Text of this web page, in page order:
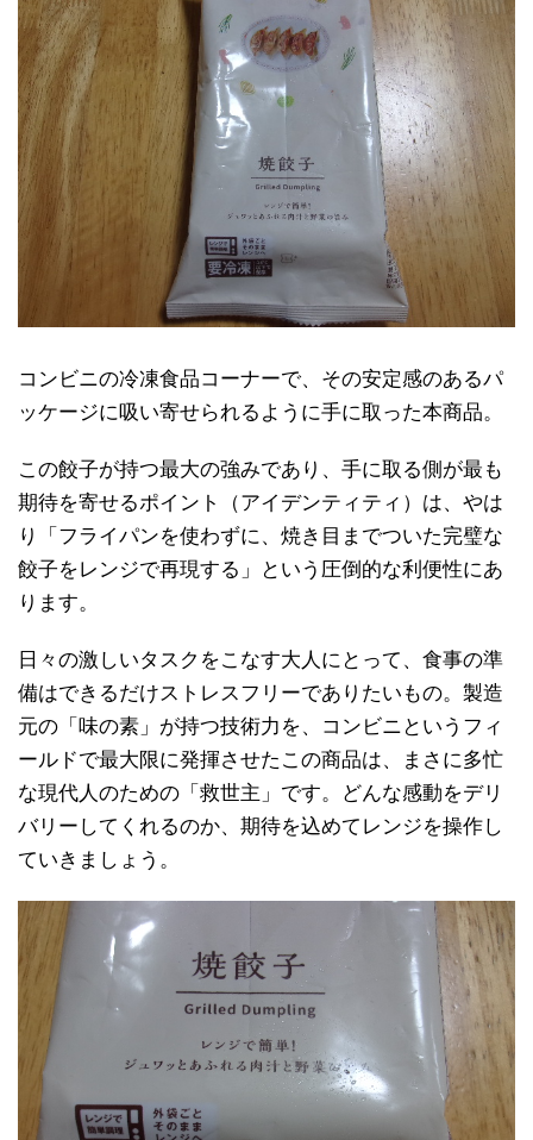
コンビニの冷凍食品コーナーで、その安定感のあるパ
ッケージに吸い寄せられるように手に取った本商品。
この餃子が持つ最大の強みであり、手に取る側が最も
期待を寄せるポイント（アイデンティティ）は、やは
り「フライパンを使わずに、焼き目までついた完璧な
餃子をレンジで再現する」という圧倒的な利便性にあ
ります。
日々の激しいタスクをこなす大人にとって、食事の準
備はできるだけストレスフリーでありたいもの。製造
元の「味の素」が持つ技術力を、コンビニというフィ
ールドで最大限に発揮させたこの商品は、まさに多忙
な現代人のための「救世主」です。どんな感動をデリ
バリーしてくれるのか、期待を込めてレンジを操作し
ていきましょう。